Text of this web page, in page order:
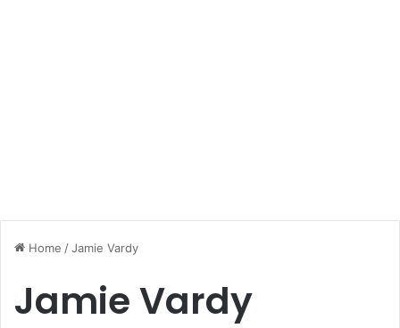
Home /Jamie Vardy
Jamie Vardy